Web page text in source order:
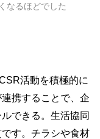
なるほどでした
活動を積極的に
携することで、企
できる。生活協同
す。チラシや食材